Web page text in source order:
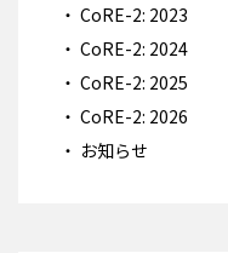
CoRE-2: 2023
CoRE-2: 2024
CoRE-2: 2025
CoRE-2: 2026
お知らせ